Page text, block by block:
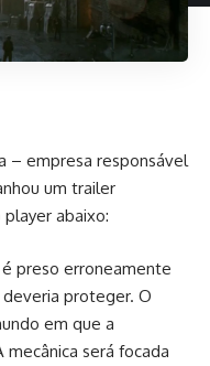
– empresa responsável
um trailer
player abaixo:
é preso erroneamente
proteger. O
em que a
mecânica será focada